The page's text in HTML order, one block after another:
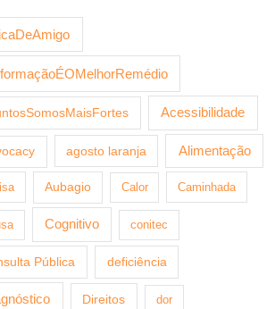
Acessibilidade
agosto laranja Alimentação
Aubagio Calor Caminhada
Cognitivo conitec
Pública deficiência
Direitos dor